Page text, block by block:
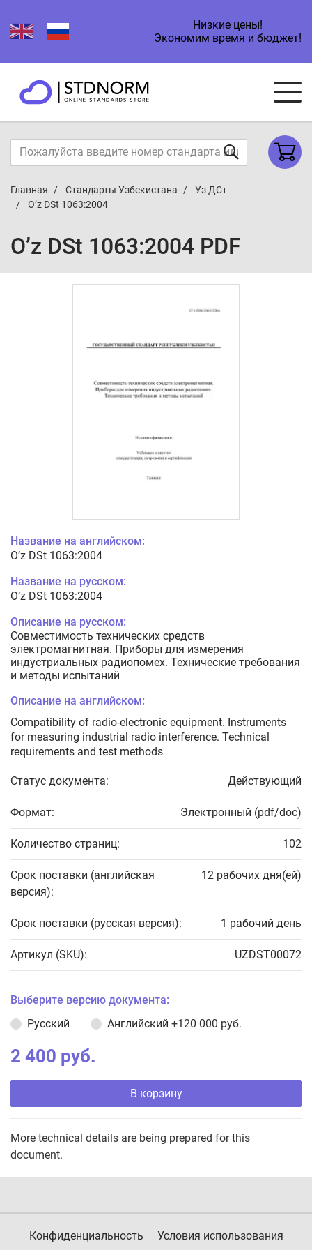
Низкие цены!
Экономим время и бюджет!
Главная Стандарты Узбекистана
Уз ДСт
O’z DSt 1063:2004
O’z DSt 1063:2004 PDF
Название на английском:
O’z DSt 1063:2004
Название на русском:
O’z DSt 1063:2004
Описание на русском:
Совместимость технических средств
электромагнитная. Приборы для измерения
индустриальных радиопомех. Технические требования
и методы испытаний
Описание на английском:
Compatibility of radio-electronic equipment. Instruments
for measuring industrial radio interference. Technical
requirements and test methods
Статус документа: Действующий
Формат: Электронный (pdf/doc)
Количество страниц: 102
Срок поставки (английская
версия):
12 рабочих дня(ей)
Срок поставки (русская версия): 1 рабочий день
Артикул (SKU): UZDST00072
Выберите версию документа:
Русский
Английский +120 000 руб.
2 400 руб.
В корзину
More technical details are being prepared for this
document.
Конфиденциальность Условия использования